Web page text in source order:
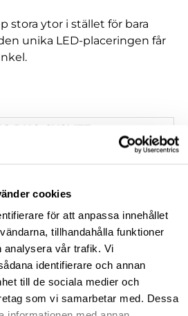
cookies
för att anpassa innehållet
tillhandahålla funktioner
analysera vår trafik. Vi
identifierare och annan
till de sociala medier och
som vi samarbetar med. Dessa
stora ytor i stället för bara
unika LED-placeringen får
DUO SYSLITE
VARIANT